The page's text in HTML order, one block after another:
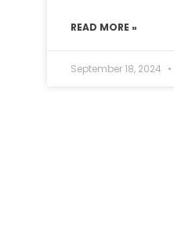
READ MORE »
September 18, 2024